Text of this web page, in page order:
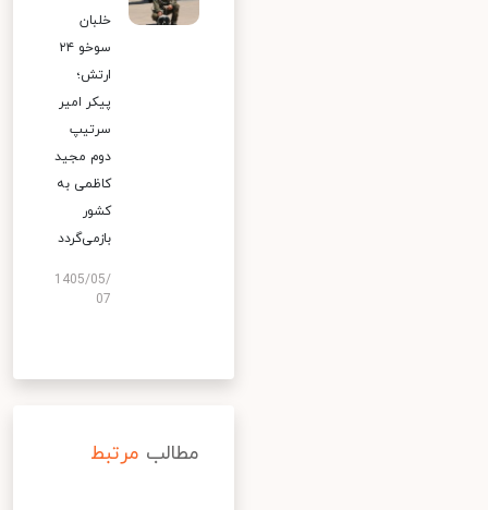
خلبان
سوخو ۲۴
ارتش؛
پیکر امیر
سرتیپ
دوم مجید
کاظمی به
کشور
بازمی‌گردد
1405/05/
07
مطالب مرتبط